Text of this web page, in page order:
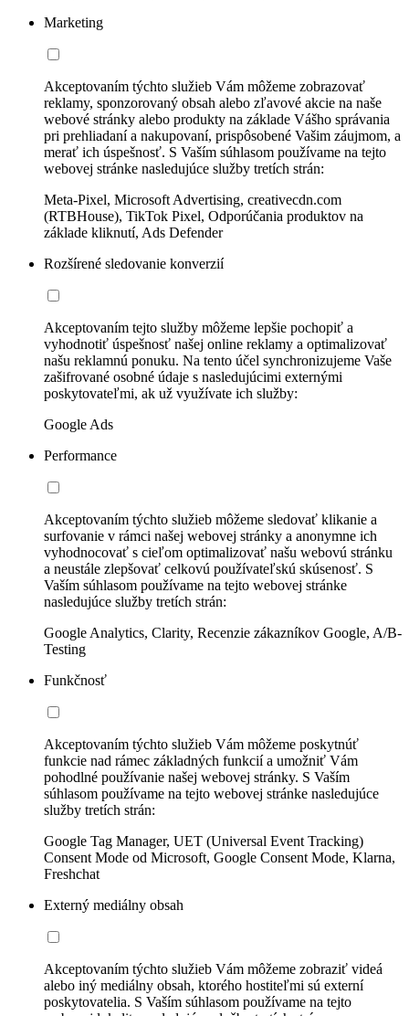
Marketing
Akceptovaním týchto služieb Vám môžeme zobrazovať
reklamy, sponzorovaný obsah alebo zľavové akcie na naše
webové stránky alebo produkty na základe Vášho správania
pri prehliadaní a nakupovaní, prispôsobené Vašim záujmom, a
merať ich úspešnosť. S Vaším súhlasom používame na tejto
webovej stránke nasledujúce služby tretích strán:
Meta-Pixel, Microsoft Advertising, creativecdn.com
(RTBHouse), TikTok Pixel, Odporúčania produktov na
základe kliknutí, Ads Defender
Rozšírené sledovanie konverzií
Akceptovaním tejto služby môžeme lepšie pochopiť a
vyhodnotiť úspešnosť našej online reklamy a optimalizovať
našu reklamnú ponuku. Na tento účel synchronizujeme Vaše
zašifrované osobné údaje s nasledujúcimi externými
poskytovateľmi, ak už využívate ich služby:
Google Ads
Performance
Akceptovaním týchto služieb môžeme sledovať klikanie a
surfovanie v rámci našej webovej stránky a anonymne ich
vyhodnocovať s cieľom optimalizovať našu webovú stránku
a neustále zlepšovať celkovú používateľskú skúsenosť. S
Vaším súhlasom používame na tejto webovej stránke
nasledujúce služby tretích strán:
Google Analytics, Clarity, Recenzie zákazníkov Google, A/B-
Testing
Funkčnosť
Akceptovaním týchto služieb Vám môžeme poskytnúť
funkcie nad rámec základných funkcií a umožniť Vám
pohodlné používanie našej webovej stránky. S Vaším
súhlasom používame na tejto webovej stránke nasledujúce
služby tretích strán:
Google Tag Manager, UET (Universal Event Tracking)
Consent Mode od Microsoft, Google Consent Mode, Klarna,
Freshchat
Externý mediálny obsah
Akceptovaním týchto služieb Vám môžeme zobraziť videá
alebo iný mediálny obsah, ktorého hostiteľmi sú externí
poskytovatelia. S Vaším súhlasom používame na tejto